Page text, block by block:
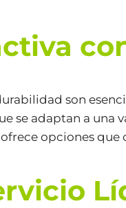
son
se adaptan a una
opciones